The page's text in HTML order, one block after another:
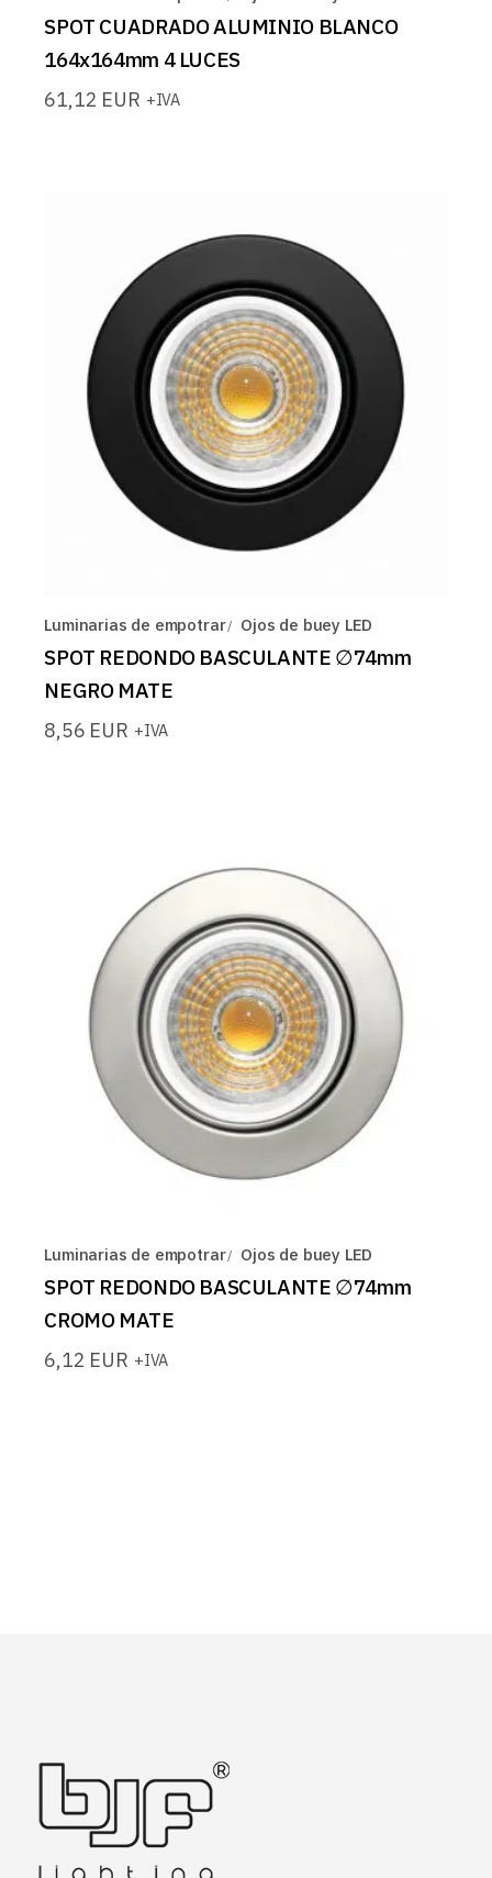
SPOT CUADRADO ALUMINIO BLANCO
164x164mm 4 LUCES
61,12 EUR +IVA
Luminarias de empotrar Ojos de buey LED
SPOT REDONDO BASCULANTE ∅74mm
NEGRO MATE
8,56 EUR +IVA
Luminarias de empotrar Ojos de buey LED
SPOT REDONDO BASCULANTE ∅74mm
CROMO MATE
6,12 EUR +IVA